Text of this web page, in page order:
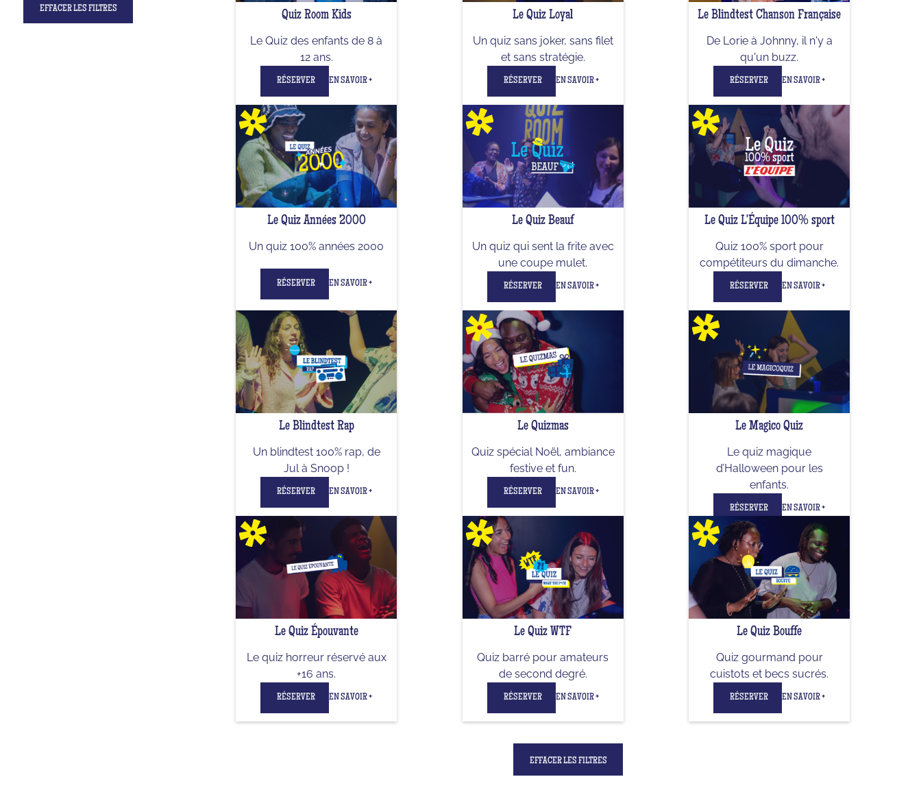
EFFACER LES FILTRES Quiz Room Kids
Le Quiz des enfants de 8 à
12 ans.
RÉSERVER EN SAVOIR +
Le Quiz Loyal
Un quiz sans joker, sans filet
et sans stratégie.
RÉSERVER EN SAVOIR +
Le Blindtest Chanson Française
De Lorie à Johnny, il n'y a
qu'un buzz.
RÉSERVER EN SAVOIR +
Le Quiz Années 2000
Un quiz 100% années 2000
RÉSERVER EN SAVOIR +
Le Quiz Beauf
Un quiz qui sent la frite avec
une coupe mulet.
RÉSERVER EN SAVOIR +
Le Quiz L'Équipe 100% sport
Quiz 100% sport pour
compétiteurs du dimanche.
RÉSERVER EN SAVOIR +
Le Blindtest Rap
Un blindtest 100% rap, de
Jul à Snoop !
RÉSERVER EN SAVOIR +
Le Quizmas
Quiz spécial Noël, ambiance
festive et fun.
RÉSERVER EN SAVOIR +
Le Magico Quiz
Le quiz magique
d’Halloween pour les
enfants.
RÉSERVER EN SAVOIR +
Le Quiz Épouvante
Le quiz horreur réservé aux
+16 ans.
RÉSERVER EN SAVOIR +
Le Quiz WTF
Quiz barré pour amateurs
de second degré.
RÉSERVER EN SAVOIR +
Le Quiz Bouffe
Quiz gourmand pour
cuistots et becs sucrés.
RÉSERVER EN SAVOIR +
EFFACER LES FILTRES